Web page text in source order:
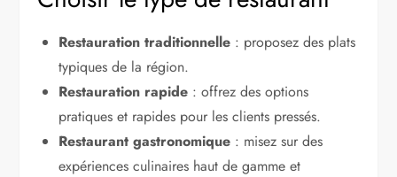
Restauration traditionnelle : proposez des plats
typiques de la région.
Restauration rapide : offrez des options
pratiques et rapides pour les clients pressés.
Restaurant gastronomique : misez sur des
expériences culinaires haut de gamme et